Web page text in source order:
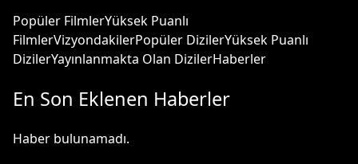
Popüler FilmlerYüksek Puanlı
FilmlerVizyondakilerPopüler DizilerYüksek Puanlı
DizilerYayınlanmakta Olan DizilerHaberler
En Son Eklenen Haberler
Haber bulunamadı.